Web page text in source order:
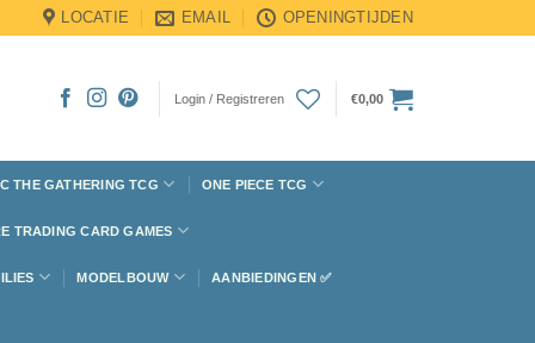
LOCATIE EMAIL OPENINGTIJDEN
Login / Registreren €0,00
THE GATHERING TCG ONE PIECE TCG
TRADING CARD GAMES
MODELBOUW AANBIEDINGEN ✅